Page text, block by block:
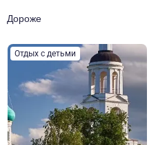
Дороже
Отдых с детьми